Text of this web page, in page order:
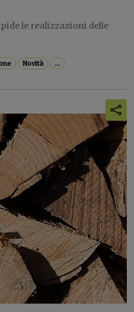
le realizzazioni delle
Novità ...